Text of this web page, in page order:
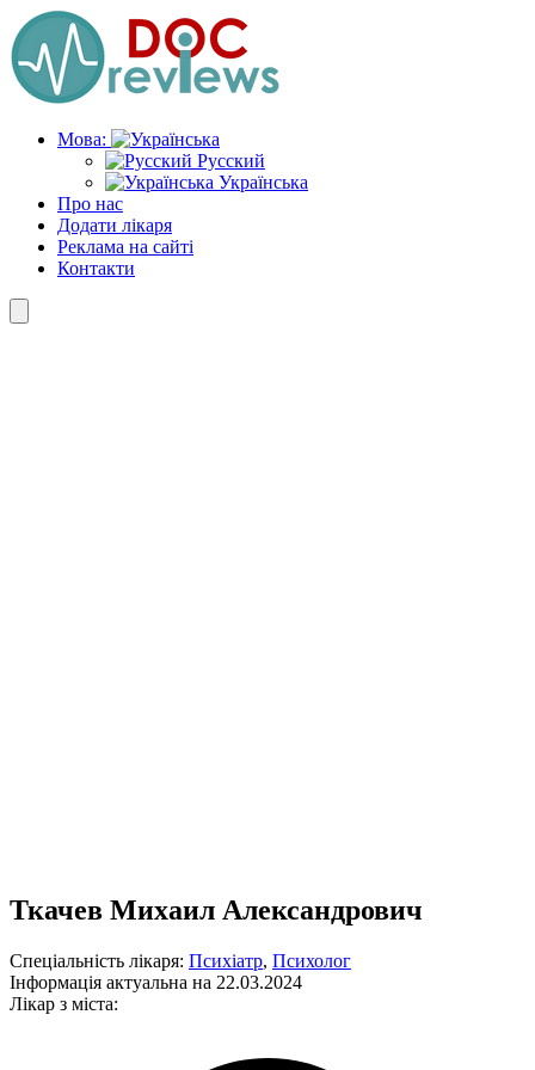
Skip
to
the
content
Мова:
Русский
Українська
Про нас
Додати лікаря
Реклама на сайті
Контакти
Ткачев Михаил Александрович
Спеціальність лікаря: Психіатр, Психолог
Інформація актуальна на 22.03.2024
Лікар з міста: